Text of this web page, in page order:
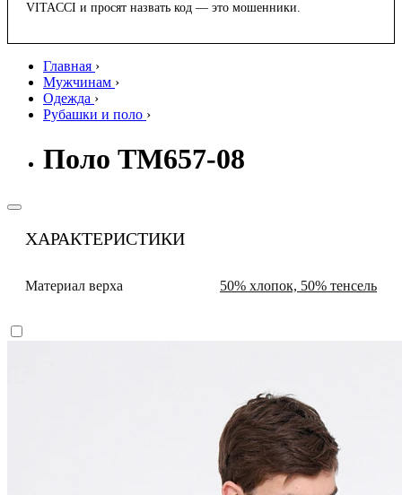
VITACCI и просят назвать код — это мошенники.
Главная ›
Мужчинам ›
Одежда ›
Рубашки и поло ›
Поло TM657-08
ХАРАКТЕРИСТИКИ
Материал верха 50% хлопок, 50% тенсель